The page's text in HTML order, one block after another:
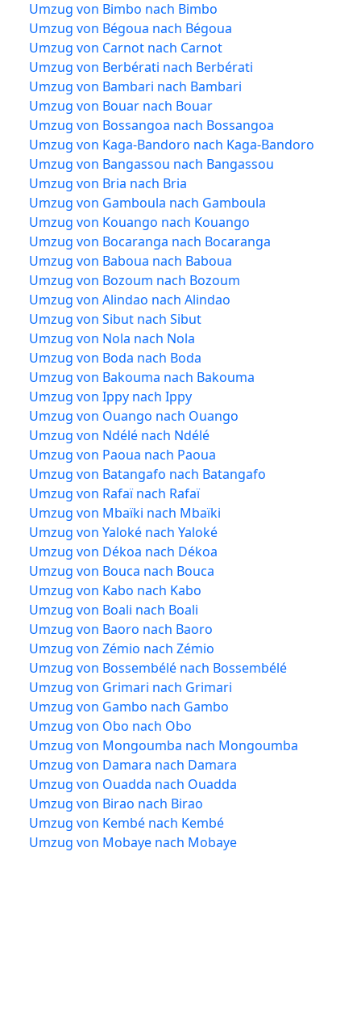
Umzug von Bimbo nach Bimbo
Umzug von Bégoua nach Bégoua
Umzug von Carnot nach Carnot
Umzug von Berbérati nach Berbérati
Umzug von Bambari nach Bambari
Umzug von Bouar nach Bouar
Umzug von Bossangoa nach Bossangoa
Umzug von Kaga-Bandoro nach Kaga-Bandoro
Umzug von Bangassou nach Bangassou
Umzug von Bria nach Bria
Umzug von Gamboula nach Gamboula
Umzug von Kouango nach Kouango
Umzug von Bocaranga nach Bocaranga
Umzug von Baboua nach Baboua
Umzug von Bozoum nach Bozoum
Umzug von Alindao nach Alindao
Umzug von Sibut nach Sibut
Umzug von Nola nach Nola
Umzug von Boda nach Boda
Umzug von Bakouma nach Bakouma
Umzug von Ippy nach Ippy
Umzug von Ouango nach Ouango
Umzug von Ndélé nach Ndélé
Umzug von Paoua nach Paoua
Umzug von Batangafo nach Batangafo
Umzug von Rafaï nach Rafaï
Umzug von Mbaïki nach Mbaïki
Umzug von Yaloké nach Yaloké
Umzug von Dékoa nach Dékoa
Umzug von Bouca nach Bouca
Umzug von Kabo nach Kabo
Umzug von Boali nach Boali
Umzug von Baoro nach Baoro
Umzug von Zémio nach Zémio
Umzug von Bossembélé nach Bossembélé
Umzug von Grimari nach Grimari
Umzug von Gambo nach Gambo
Umzug von Obo nach Obo
Umzug von Mongoumba nach Mongoumba
Umzug von Damara nach Damara
Umzug von Ouadda nach Ouadda
Umzug von Birao nach Birao
Umzug von Kembé nach Kembé
Umzug von Mobaye nach Mobaye